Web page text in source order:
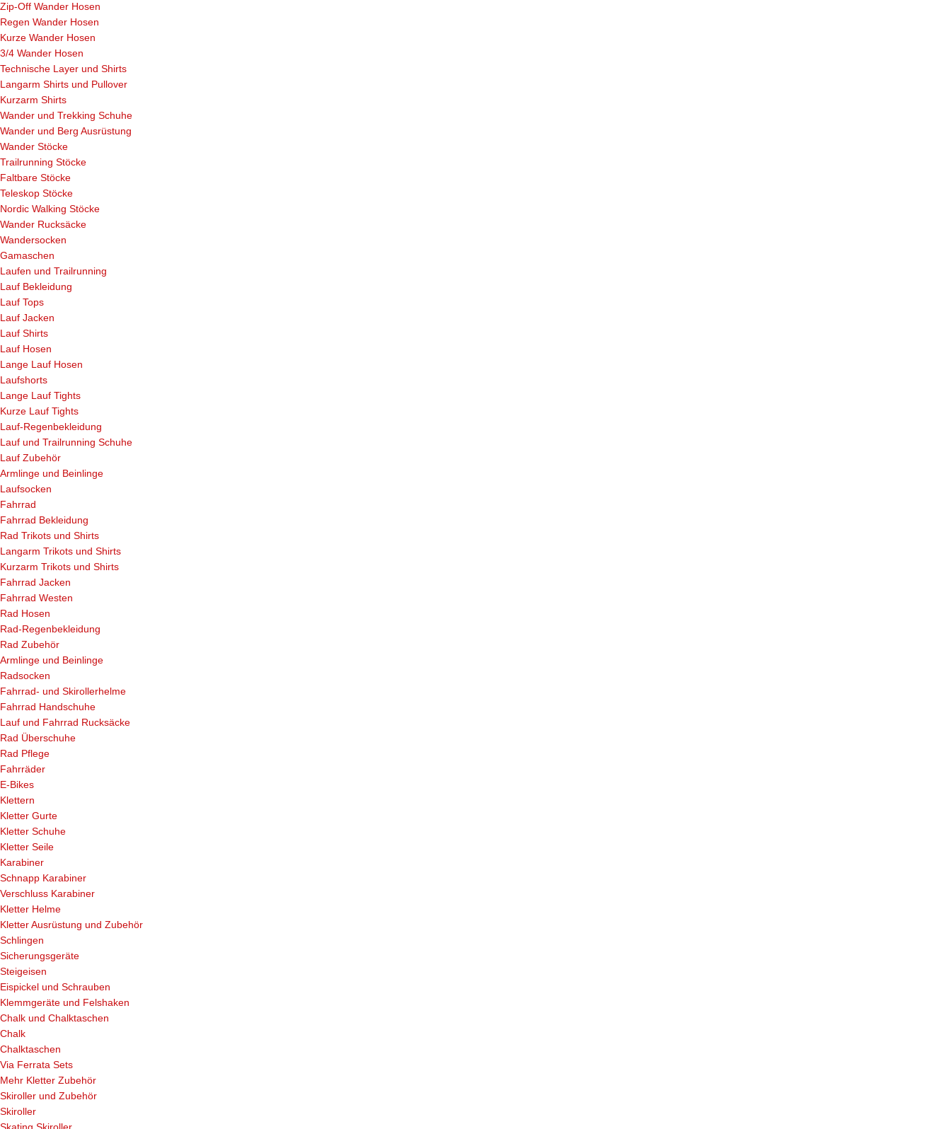
Zip-Off Wander Hosen
Regen Wander Hosen
Kurze Wander Hosen
3/4 Wander Hosen
Technische Layer und Shirts
Langarm Shirts und Pullover
Kurzarm Shirts
Wander und Trekking Schuhe
Wander und Berg Ausrüstung
Wander Stöcke
Trailrunning Stöcke
Faltbare Stöcke
Teleskop Stöcke
Nordic Walking Stöcke
Wander Rucksäcke
Wandersocken
Gamaschen
Laufen und Trailrunning
Lauf Bekleidung
Lauf Tops
Lauf Jacken
Lauf Shirts
Lauf Hosen
Lange Lauf Hosen
Laufshorts
Lange Lauf Tights
Kurze Lauf Tights
Lauf-Regenbekleidung
Lauf und Trailrunning Schuhe
Lauf Zubehör
Armlinge und Beinlinge
Laufsocken
Fahrrad
Fahrrad Bekleidung
Rad Trikots und Shirts
Langarm Trikots und Shirts
Kurzarm Trikots und Shirts
Fahrrad Jacken
Fahrrad Westen
Rad Hosen
Rad-Regenbekleidung
Rad Zubehör
Armlinge und Beinlinge
Radsocken
Fahrrad- und Skirollerhelme
Fahrrad Handschuhe
Lauf und Fahrrad Rucksäcke
Rad Überschuhe
Rad Pflege
Fahrräder
E-Bikes
Klettern
Kletter Gurte
Kletter Schuhe
Kletter Seile
Karabiner
Schnapp Karabiner
Verschluss Karabiner
Kletter Helme
Kletter Ausrüstung und Zubehör
Schlingen
Sicherungsgeräte
Steigeisen
Eispickel und Schrauben
Klemmgeräte und Felshaken
Chalk und Chalktaschen
Chalk
Chalktaschen
Via Ferrata Sets
Mehr Kletter Zubehör
Skiroller und Zubehör
Skiroller